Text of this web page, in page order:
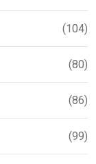
(104)
(80)
(86)
(99)